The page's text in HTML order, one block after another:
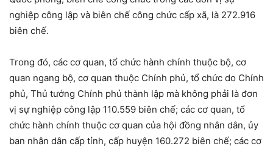
nghiệp công lập và biên chế công chức cấp xã, là 272.916
biên chế.
Trong đó, các cơ quan, tổ chức hành chính thuộc bộ, cơ
quan ngang bộ, cơ quan thuộc Chính phủ, tổ chức do Chính
phủ, Thủ tướng Chính phủ thành lập mà không phải là đơn
vị sự nghiệp công lập 110.559 biên chế; các cơ quan, tổ
chức hành chính thuộc cơ quan của hội đồng nhân dân, ủy
ban nhân dân cấp tỉnh, cấp huyện 160.272 biên chế; các cơ